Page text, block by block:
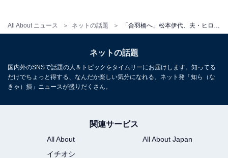
All About ニュース ネットの話題
ネットの話題
国内外のSNSで話題の人＆トピックをタイムリーにお届けします。知ってる
だけでちょっと得する、なんだか楽しい気分になれる、ネット発「知ら（な
きゃ）損」ニュースが盛りだくさん。
関連サービス
All About
All About Japan
イチオシ